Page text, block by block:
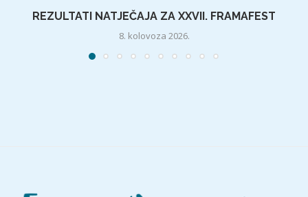
REZULTATI NATJEČAJA ZA XXVII. FRAMAFEST
8. kolovoza 2026.